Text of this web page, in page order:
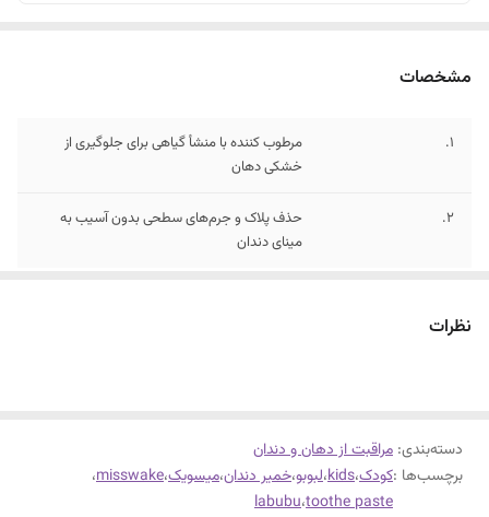
مشخصات
1.
مرطوب کننده با منشأ گیاهی برای جلوگیری از
خشکی دهان
2.
حذف پلاک و جرم‌های سطحی بدون آسیب به
مینای دندان
نظرات
دسته‌بندی: مراقبت از دهان و دندان
برچسب‌ها :کودک،kids،لبوبو،خمیر دندان،میسویک،misswake،
toothe paste،labubu